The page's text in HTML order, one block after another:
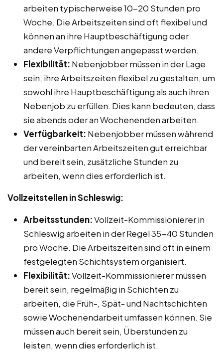
arbeiten typischerweise 10-20 Stunden pro
Woche. Die Arbeitszeiten sind oft flexibel und
können an ihre Hauptbeschäftigung oder
andere Verpflichtungen angepasst werden.
Flexibilität: Nebenjobber müssen in der Lage
sein, ihre Arbeitszeiten flexibel zu gestalten, um
sowohl ihre Hauptbeschäftigung als auch ihren
Nebenjob zu erfüllen. Dies kann bedeuten, dass
sie abends oder an Wochenenden arbeiten.
Verfügbarkeit: Nebenjobber müssen während
der vereinbarten Arbeitszeiten gut erreichbar
und bereit sein, zusätzliche Stunden zu
arbeiten, wenn dies erforderlich ist.
Vollzeitstellen in Schleswig:
Arbeitsstunden:Vollzeit-Kommissionierer in
Schleswig arbeiten in der Regel 35-40 Stunden
pro Woche. Die Arbeitszeiten sind oft in einem
festgelegten Schichtsystem organisiert.
Flexibilität:Vollzeit-Kommissionierer müssen
bereit sein, regelmäßig in Schichten zu
arbeiten, die Früh-, Spät- und Nachtschichten
sowie Wochenendarbeit umfassen können. Sie
müssen auch bereit sein, Überstunden zu
leisten, wenn dies erforderlich ist.